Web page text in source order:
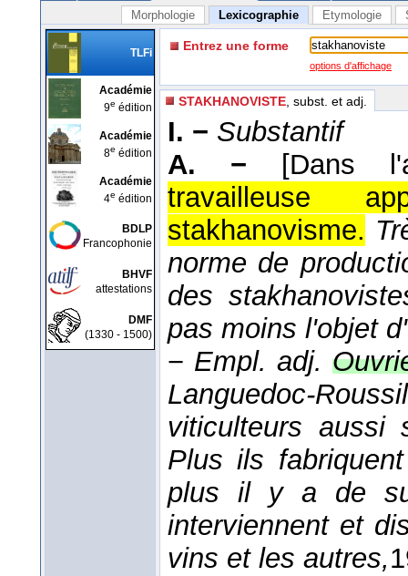
Morphologie Lexicographie Etymologie
TLFi
Académie
9e édition
Académie
8e édition
Académie
4e édition
BDLP
Francophonie
BHVF
attestations
DMF
(1330 - 1500)
Entrez une forme
options d'affichage
STAKHANOVISTE , subst. et adj.
I. − Substantif
A. −
[Dans
travailleuse
stakhanovisme.
norme de
des
pas moins l'objet
− Empl. adj.
Languedoc-
viticulteurs aussi
Plus ils
plus il y a de
interviennent et
vins et les autres,